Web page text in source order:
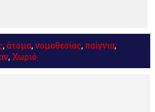
, άτομα, νομοθεσίας, παίγνια,
, Χωριό